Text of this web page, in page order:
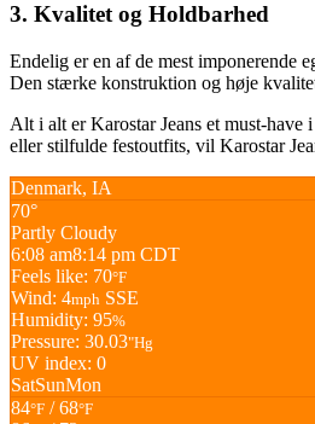
3. Kvalitet og Holdbarhed
Endelig er en af de mest imponerende
Den stærke konstruktion og høje
Alt i alt er Karostar Jeans et must-have
eller stilfulde festoutfits, vil Karostar
Denmark, IA
70°
Partly Cloudy
6:08 am8:14 pm CDT
Feels like: 70°F
Wind: 4mph SSE
Humidity: 95%
Pressure: 30.03"Hg
UV index: 0
SatSunMon
84°F / 68°F